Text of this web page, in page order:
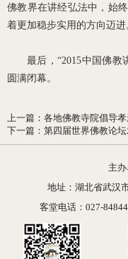
佛教界在讲经弘法中，始
着更加稳步实用的方向迈进
最后，“2015中国佛教
圆满闭幕。
上一篇 ： 各地佛教寺院倡导
下一篇 ： 第四届世界佛教论
主
地址：湖北省武汉
客堂电话：027-